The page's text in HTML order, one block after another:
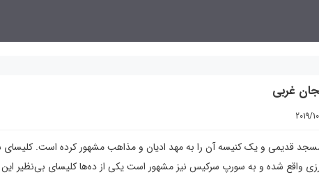
غربی
2019/
قدیمی و یک کنیسه آن را به مهد ادیان و مذاهب مشهور کرده است.
واقع شده و به سورپ سرکیس نیز مشهور است یکی از ده‌ها کلیسای بی‌نظیر